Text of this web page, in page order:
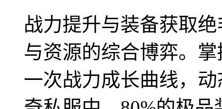
战力提升与装备获取
与资源的综合博弈。
一次战力成长曲线，